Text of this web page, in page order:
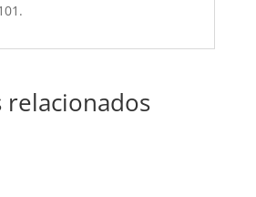
relacionados